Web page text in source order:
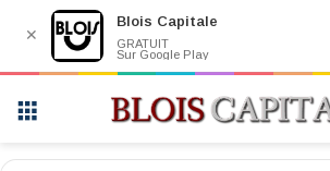
✕
Blois Capitale
GRATUIT
Sur Google Play